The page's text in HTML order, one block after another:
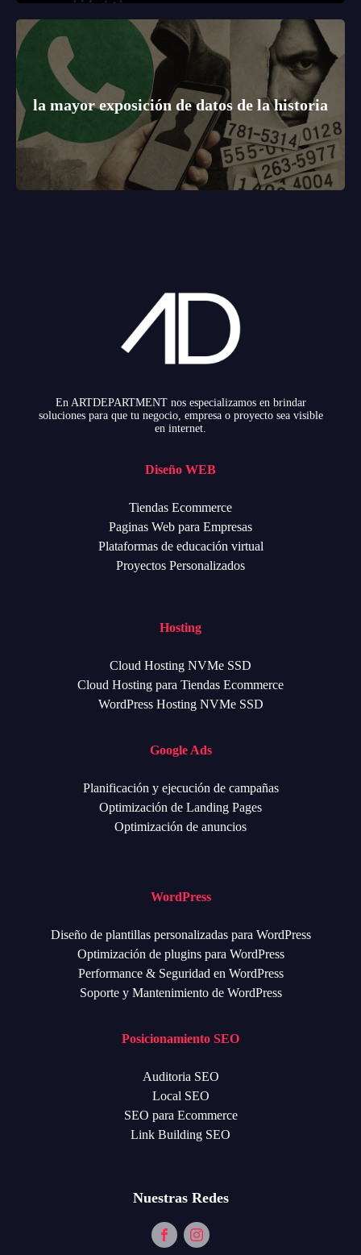
la mayor exposición de datos de la historia
En ARTDEPARTMENT nos especializamos en brindar
soluciones para que tu negocio, empresa o proyecto sea visible
en internet.
Diseño WEB
Tiendas Ecommerce
Paginas Web para Empresas
Plataformas de educación virtual
Proyectos Personalizados
Hosting
Cloud Hosting NVMe SSD
Cloud Hosting para Tiendas Ecommerce
WordPress Hosting NVMe SSD
Google Ads
Planificación y ejecución de campañas
Optimización de Landing Pages
Optimización de anuncios
WordPress
Diseño de plantillas personalizadas para WordPress
Optimización de plugins para WordPress
Performance & Seguridad en WordPress
Soporte y Mantenimiento de WordPress
Posicionamiento SEO
Auditoria SEO
Local SEO
SEO para Ecommerce
Link Building SEO
Nuestras Redes